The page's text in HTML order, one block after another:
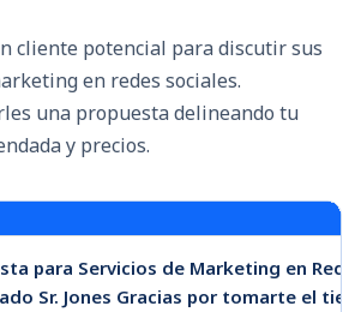
cliente potencial para discutir sus
en redes sociales.
una propuesta delineando tu
y precios.
para Servicios de Marketing en
Sr. Jones Gracias por tomarte el